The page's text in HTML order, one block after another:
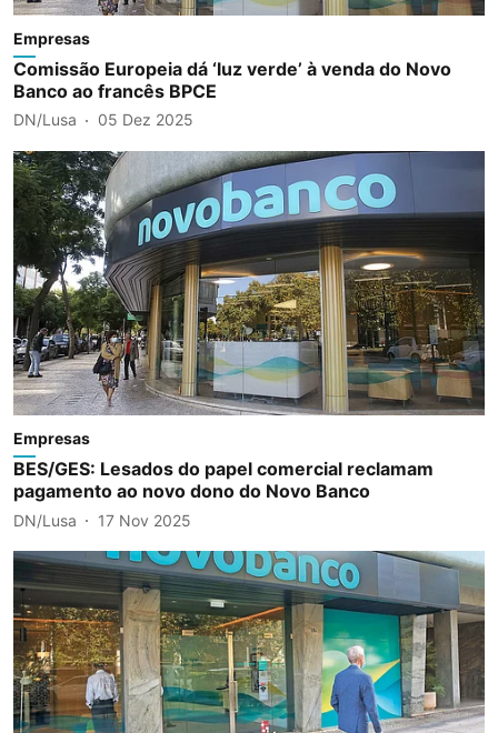
Empresas
Comissão Europeia dá ‘luz verde’ à venda do Novo
Banco ao francês BPCE
DN/Lusa 05 Dez 2025
Empresas
BES/GES: Lesados do papel comercial reclamam
pagamento ao novo dono do Novo Banco
DN/Lusa 17 Nov 2025